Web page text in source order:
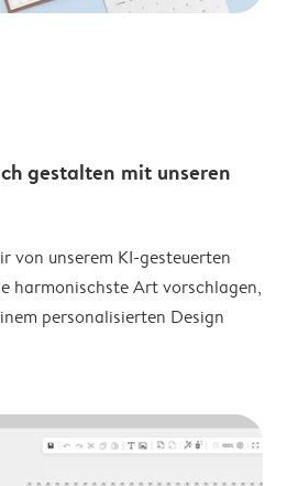
gestalten mit unseren
von unserem KI-gesteuerten
harmonischste Art vorschlagen,
personalisierten Design